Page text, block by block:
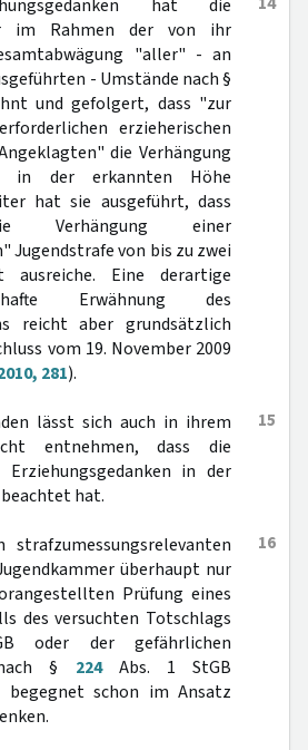
hat die
im Rahmen der von ihr
"aller" - an
- Umstände nach §
und gefolgert, dass "zur
erzieherischen
die Verhängung
in der erkannten Höhe
hat sie ausgeführt, dass
Verhängung einer
Jugendstrafe von bis zu zwei
Eine derartige
Erwähnung des
reicht aber grundsätzlich
vom 19. November 2009
281).
15
lässt sich auch in ihrem
entnehmen, dass die
Erziehungsgedanken in der
hat.
16
strafzumessungsrelevanten
überhaupt nur
Prüfung eines
des versuchten Totschlags
oder der gefährlichen
§ 224Abs. 1 StGB
begegnet schon im Ansatz